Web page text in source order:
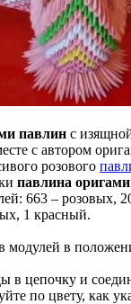
павлин с
с автором
розового
павлина оригами
663 – розовых,
1 красный.
модулей в
в цепочку и
по цвету, как